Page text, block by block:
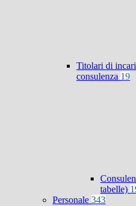
Titolari di
consulenza 19
tabelle)
Personale 343